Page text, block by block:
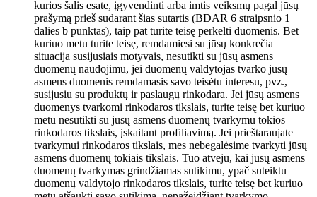
kurios šalis esate, įgyvendinti arba imtis veiksmų pagal jūsų
prašymą prieš sudarant šias sutartis (BDAR 6 straipsnio 1
dalies b punktas), taip pat turite teisę perkelti duomenis. Bet
kuriuo metu turite teisę, remdamiesi su jūsų konkrečia
situacija susijusiais motyvais, nesutikti su jūsų asmens
duomenų naudojimu, jei duomenų valdytojas tvarko jūsų
asmens duomenis remdamasis savo teisėtu interesu, pvz.,
susijusiu su produktų ir paslaugų rinkodara. Jei jūsų asmens
duomenys tvarkomi rinkodaros tikslais, turite teisę bet kuriuo
metu nesutikti su jūsų asmens duomenų tvarkymu tokios
rinkodaros tikslais, įskaitant profiliavimą. Jei prieštaraujate
tvarkymui rinkodaros tikslais, mes nebegalėsime tvarkyti jūsų
asmens duomenų tokiais tikslais. Tuo atveju, kai jūsų asmens
duomenų tvarkymas grindžiamas sutikimu, ypač suteiktu
duomenų valdytojo rinkodaros tikslais, turite teisę bet kuriuo